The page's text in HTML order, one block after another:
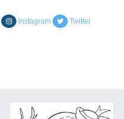
Instagram Twitter